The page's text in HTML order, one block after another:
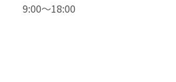
9:00〜18:00